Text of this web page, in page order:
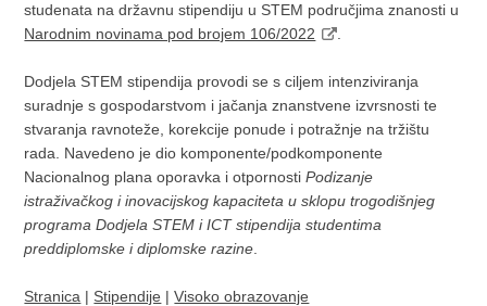
studenata na državnu stipendiju u STEM područjima znanosti u
Narodnim novinama pod brojem 106/2022
Dodjela STEM stipendija provodi se s ciljem intenziviranja
suradnje s gospodarstvom i jačanja znanstvene izvrsnosti te
stvaranja ravnoteže, korekcije ponude i potražnje na tržištu
rada. Navedeno je dio komponente/podkomponente
Nacionalnog plana oporavka i otpornosti Podizanje
istraživačkog i inovacijskog kapaciteta u sklopu trogodišnjeg
programa Dodjela STEM i ICT stipendija studentima
preddiplomske i diplomske razine
Stranica | Stipendije |Visoko obrazovanje